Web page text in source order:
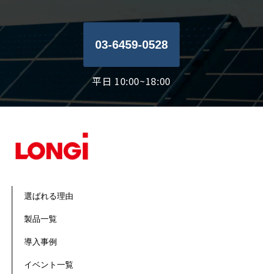
03-6459-0528
平日 10:00~18:00
選ばれる理由
製品一覧
導入事例
イベント一覧